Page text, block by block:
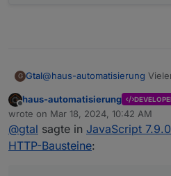
G Gtal@haus-automatisierung
Ich stand ehrlich gesagt
Schlauch - die
geholfen!
Folgendes Blockly müsste
wie "request / result"
Offline
haus-automatisierung
wrote on Mar 18, 2024, 10:42 AM
last edited by
@gtal sagte in JavaScript
HTTP-Bausteine: